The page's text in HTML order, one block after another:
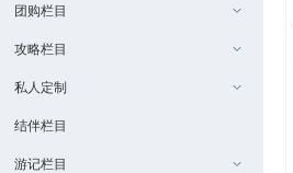
团购栏目
攻略栏目
私人定制
结伴栏目
游记栏目